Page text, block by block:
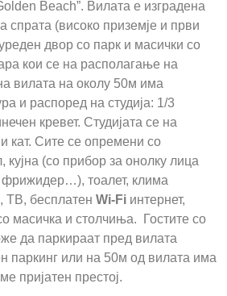
Beach”. Вилата е изградена
спрата (високо приземје и први
двор со парк и масички со
кои се на располагање на
вилата на околу 50м има
и распоред на студија: 1/3
кревет. Студијата се на
кат. Сите се опремени со
кујна (со прибор за онолку лица
фрижидер…), тоалет, клима
ТВ, бесплатен Wi-Fi интернет,
масичка и столчиња.
Гостите со
да паркираат пред вилата
паркинг или на 50м од вилата има
пријатен престој.